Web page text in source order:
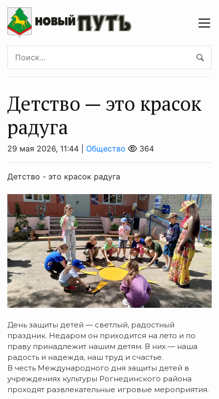
Детство — это красок
радуга
29 мая 2026, 11:44 | Общество 364
Детство - это красок радуга
День защиты детей — светлый, радостный
праздник. Недаром он приходится на лето и по
праву принадлежит нашим детям. В них — наша
радость и надежда, наш труд и счастье.
В честь Международного дня защиты детей в
учреждениях культуры Рогнединского района
проходят развлекательные игровые мероприятия.